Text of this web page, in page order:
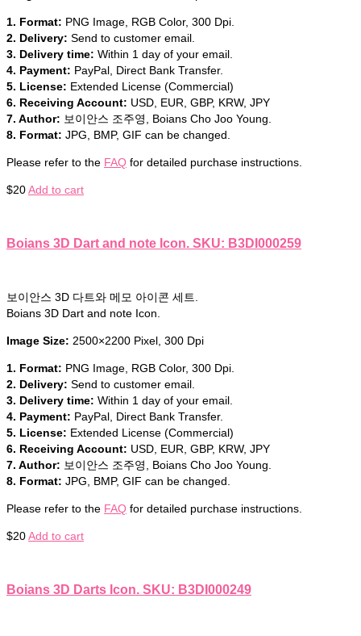
1. Format: PNG Image, RGB Color, 300 Dpi.
2. Delivery: Send to customer email.
3. Delivery time: Within 1 day of your email.
4. Payment: PayPal, Direct Bank Transfer.
5. License: Extended License (Commercial)
6. Receiving Account: USD, EUR, GBP, KRW, JPY
7. Author: 보이안스 조주영, Boians Cho Joo Young.
8. Format: JPG, BMP, GIF can be changed.
Please refer to the FAQ for detailed purchase instructions.
$20Add to cart
Boians 3D Dart and note Icon. SKU: B3DI000259
보이안스 3D 다트와 메모 아이콘 세트.
Boians 3D Dart and note Icon.
Image Size: 2500×2200 Pixel, 300 Dpi
1. Format: PNG Image, RGB Color, 300 Dpi.
2. Delivery: Send to customer email.
3. Delivery time: Within 1 day of your email.
4. Payment: PayPal, Direct Bank Transfer.
5. License: Extended License (Commercial)
6. Receiving Account: USD, EUR, GBP, KRW, JPY
7. Author: 보이안스 조주영, Boians Cho Joo Young.
8. Format: JPG, BMP, GIF can be changed.
Please refer to the FAQ for detailed purchase instructions.
$20Add to cart
Boians 3D Darts Icon. SKU: B3DI000249